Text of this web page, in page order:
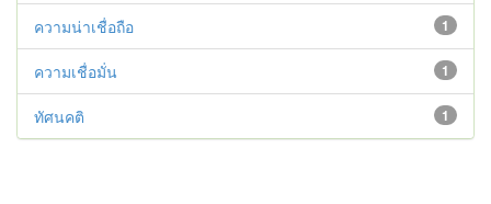
1
ความน่าเชื่อถือ
1
ความเชื่อมั่น
1
ทัศนคติ